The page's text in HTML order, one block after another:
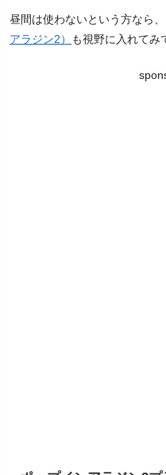
昼間は使わないという方なら
アラジン2）
も視野に入れてみ